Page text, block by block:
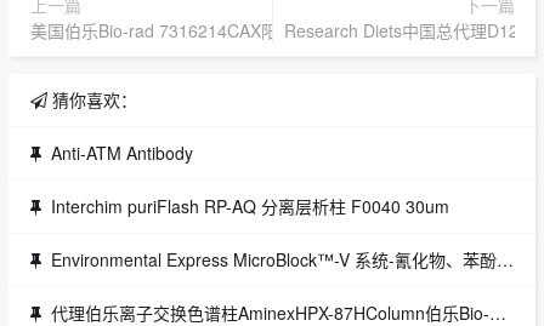
美国伯乐Bio-rad 7316214CAX阳离了交换柱 , AG50W-X8
Research Diets中国总代理
猜你喜欢：
Anti-ATM Antibody
Interchim puriFlash RP-AQ 分离层析柱 F0040 30um
Environmental Express MicroBlock™-V 系统-氰化物、苯酚或氨蒸馏
代理伯乐离子交换色谱柱AminexHPX-87HColumn伯乐Bio-Rad